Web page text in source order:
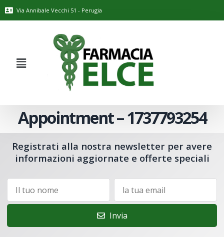
Via Annibale Vecchi 51 - Perugia
Appointment – 1737793254
Registrati alla nostra newsletter per avere
informazioni aggiornate e offerte speciali
Invia